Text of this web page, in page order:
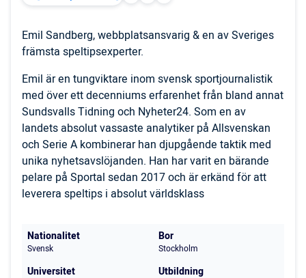
Emil Sandberg, webbplatsansvarig & en av Sveriges
främsta speltipsexperter.
Emil är en tungviktare inom svensk sportjournalistik
med över ett decenniums erfarenhet från bland annat
Sundsvalls Tidning och Nyheter24. Som en av
landets absolut vassaste analytiker på Allsvenskan
och Serie A kombinerar han djupgående taktik med
unika nyhetsavslöjanden. Han har varit en bärande
pelare på Sportal sedan 2017 och är erkänd för att
leverera speltips i absolut världsklass
Nationalitet
Svensk
Bor
Stockholm
Universitet Utbildning